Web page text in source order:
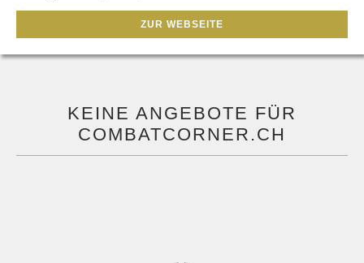
ZUR WEBSEITE
KEINE ANGEBOTE FÜR
COMBATCORNER.CH